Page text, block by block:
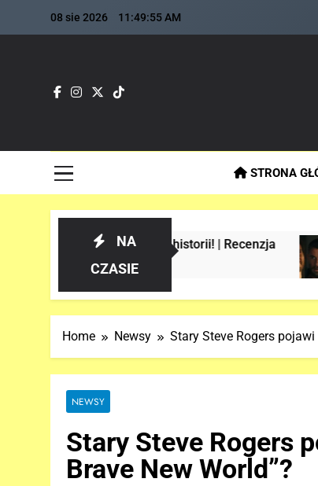
08 sie 2026 11:49:56 AM
STRONA
NA
CZASIE
Manie w historii! | Recenzja
3
Home Newsy Stary Steve Rogers
NEWSY
Stary Steve Rogers
Brave New World”?